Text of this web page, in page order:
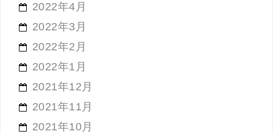
2022年4月
2022年3月
2022年2月
2022年1月
2021年12月
2021年11月
2021年10月